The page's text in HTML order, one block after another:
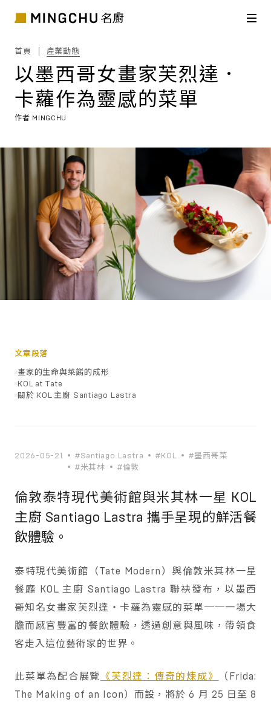
首頁 產業動態
以墨西哥女畫家芙烈達．
卡蘿作為靈感的菜單
作者 MINGCHU
2026-05-21 #Santiago Lastra #KOL
#墨西哥菜
#米其林
#倫敦
倫敦泰特現代美術館與米其林一星 KOL
主廚 Santiago Lastra 攜手呈現的鮮活餐
飲體驗。
泰特現代美術館（Tate Modern）與倫敦米其林一星
餐廳 KOL 主廚 Santiago Lastra 聯袂發布，以墨西
哥知名女畫家芙烈達・卡蘿為靈感的菜單──一場大
膽而感官豐富的餐飲體驗，透過創意與風味，帶領食
客走入這位藝術家的世界。
此菜單為配合展覽 《芙烈達：傳奇的煉成》
（Frida:
The Making of an Icon）而設，將於 6 月 25 日至 8
文章段落
畫家的生命與菜餚的成形
KOL at Tate
關於 KOL 主廚 Santiago Lastra